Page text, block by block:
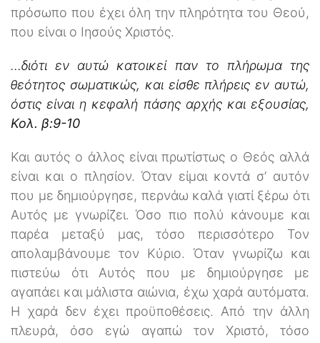
πρόσωπο που έχει όλη την πληρότητα του Θεού,
που είναι ο Ιησούς Χριστός.
...διότι εν αυτώ κατοικεί παν το πλήρωμα της
θεότητος σωματικώς, και είσθε πλήρεις εν αυτώ,
όστις είναι η κεφαλή πάσης αρχής και εξουσίας,
Κολ. β:9-10
Και αυτός ο άλλος είναι πρωτίστως ο Θεός αλλά
είναι και ο πλησίον. Όταν είμαι κοντά σ’ αυτόν
που με δημιούργησε, περνάω καλά γιατί ξέρω ότι
Αυτός με γνωρίζει. Όσο πιο πολύ κάνουμε και
παρέα μεταξύ μας, τόσο περισσότερο Τον
απολαμβάνουμε τον Κύριο. Όταν γνωρίζω και
πιστεύω ότι Αυτός που με δημιούργησε με
αγαπάει και μάλιστα αιώνια, έχω χαρά αυτόματα.
Η χαρά δεν έχει προϋποθέσεις. Από την άλλη
πλευρά, όσο εγώ αγαπώ τον Χριστό, τόσο